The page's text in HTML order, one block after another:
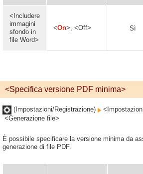
<Includere
immagini
sfondo in
file Word>
<On>, <Off> Sì
<Specifica versione PDF minima>
(Impostazioni/Registrazione)
<Generazione file>
È possibile specificare la versione minima da
generazione di file PDF.